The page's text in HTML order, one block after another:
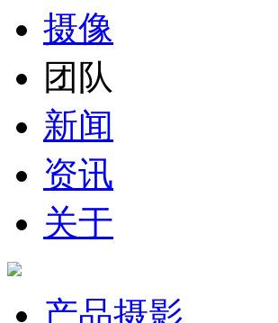
摄像
团队
新闻
资讯
关于
产品摄影